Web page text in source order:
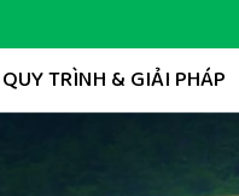
QUY TRÌNH & GIẢI PHÁP